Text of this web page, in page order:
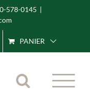
578-0145 |
PANIER